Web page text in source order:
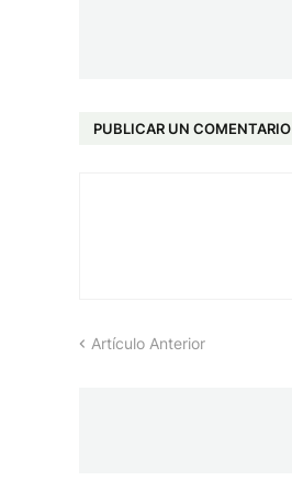
PUBLICAR UN COMENTARIO
Artículo Anterior